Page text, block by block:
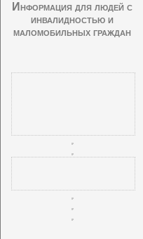
Информация для людей с
инвалидностью и
маломобильных граждан